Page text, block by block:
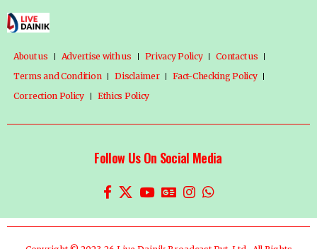
About us Advertise with us Privacy Policy
Contact us
Terms and Condition
Disclaimer
Fact-Checking Policy
Correction Policy
Ethics Policy
Follow Us On Social Media